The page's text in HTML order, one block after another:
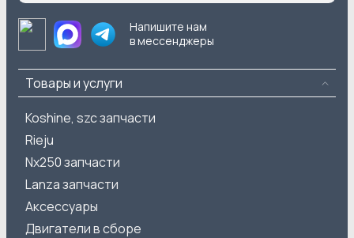
Напишите нам
в мессенджеры
Товары и услуги
Koshine, szc запчасти
Rieju
Nx250 запчасти
Lanza запчасти
Аксессуары
Двигатели в сборе